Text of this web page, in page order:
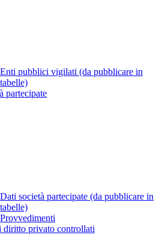
Enti pubblici vigilati (da pubblicare in
tabelle)
partecipate
Dati società partecipate (da pubblicare in
tabelle)
Provvedimenti
diritto privato controllati